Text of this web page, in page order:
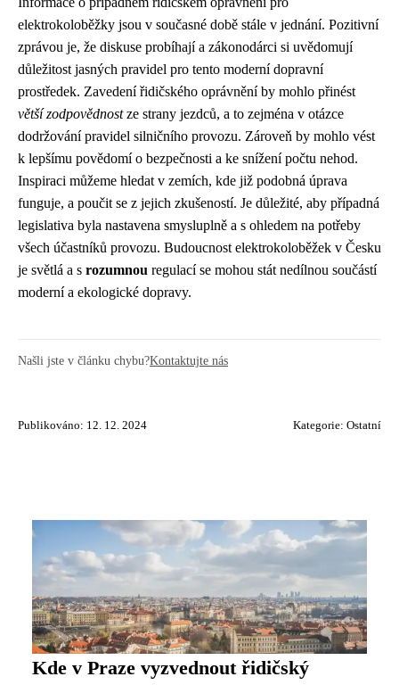
elektrokoloběžky jsou v současné době stále v jednání. Pozitivní
zprávou je, že diskuse probíhají a zákonodárci si uvědomují
důležitost jasných pravidel pro tento moderní dopravní
prostředek. Zavedení řidičského oprávnění by mohlo přinést
větší zodpovědnostze strany jezdců, a to zejména v otázce
dodržování pravidel silničního provozu. Zároveň by mohlo vést
k lepšímu povědomí o bezpečnosti a ke snížení počtu nehod.
Inspiraci můžeme hledat v zemích, kde již podobná úprava
funguje, a poučit se z jejich zkušeností. Je důležité, aby případná
legislativa byla nastavena smysluplně a s ohledem na potřeby
všech účastníků provozu. Budoucnost elektrokoloběžek v Česku
je světlá a s rozumnou regulací se mohou stát nedílnou součástí
moderní a ekologické dopravy.
Našli jste v článku chybu?Kontaktujte nás
Publikováno: 12. 12. 2024 Kategorie: Ostatní
Kde v Praze vyzvednout řidičský